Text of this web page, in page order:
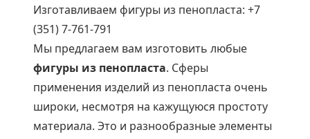
Изготавливаем фигуры из пенопласта: +7
(351) 7-761-791
Мы предлагаем вам изготовить любые
фигуры из пенопласта. Сферы
применения изделий из пенопласта очень
широки, несмотря на кажущуюся простоту
материала. Это и разнообразные элементы